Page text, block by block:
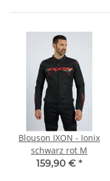
Blouson IXON - Ionix
schwarz rot M
159,90 € *